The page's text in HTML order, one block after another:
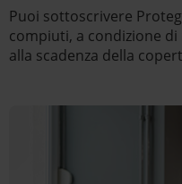
Puoi sottoscrivere
compiuti, a condizione
alla scadenza della